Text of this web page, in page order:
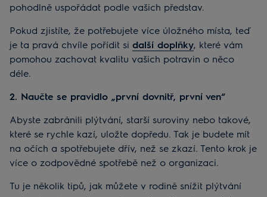
pohodlně uspořádat podle vašich představ.
Pokud zjistíte, že potřebujete více úložného místa, teď
je ta pravá chvíle pořídit si další doplňky, které vám
pomohou zachovat kvalitu vašich potravin o něco
déle.
2. Naučte se pravidlo „první dovnitř, první ven“
Abyste zabránili plýtvání, starší suroviny nebo takové,
které se rychle kazí, uložte dopředu. Tak je budete mít
na očích a spotřebujete dřív, než se zkazí. Tento krok je
více o zodpovědné spotřebě než o organizaci.
Tu je několik tipů, jak můžete v rodině snížit plýtvání